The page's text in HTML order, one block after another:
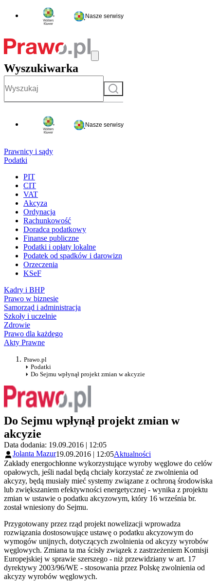
Nasze serwisy
Wyszukiwarka
Szukaj
Nasze serwisy
Prawnicy i sądy
Podatki
PIT
CIT
VAT
Akcyza
Ordynacja
Rachunkowość
Doradca podatkowy
Finanse publiczne
Podatki i opłaty lokalne
Podatek od spadków i darowizn
Orzeczenia
KSeF
Kadry i BHP
Prawo w biznesie
Samorząd i administracja
Szkoły i uczelnie
Zdrowie
Prawo dla każdego
Akty Prawne
Prawo.pl
Podatki
Do Sejmu wpłynął projekt zmian w akcyzie
Do Sejmu wpłynął projekt zmian w
akcyzie
Data dodania: 19.09.2016 | 12:05
Jolanta Mazur19.09.2016 | 12:05Aktualności
Zakłady energochłonne wykorzystujące wyroby węglowe do celów
opałowych, jeśli nadal będą chciały korzystać ze zwolnienia od
akcyzy, będą musiały mieć systemy związane z ochroną środowiska
lub zwiększaniem efektywności energetycznej - wynika z projektu
zmian w ustawie o podatku akcyzowym, który 16 września br.
został wniesiony do Sejmu.
Przygotowany przez rząd projekt nowelizacji wprowadza
rozwiązania dostosowujące ustawę o podatku akcyzowym do
wymogów unijnych, dotyczących zwolnienia od akcyzy wyrobów
węglowych. Zmiana ta ma ścisły związek z zastrzeżeniem Komisji
Europejskiej w sprawie szerszego - niż przewidziany w art. 17
dyrektywy 2003/96/WE - stosowania przez Polskę zwolnienia od
akcyzy wyrobów węglowych.